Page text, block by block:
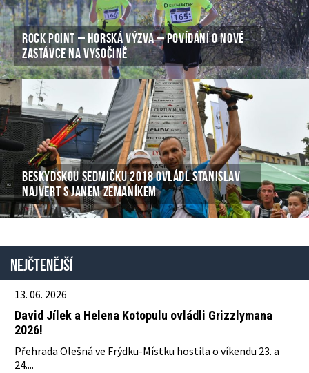
ROCK POINT – HORSKÁ VÝZVA – POVÍDÁNÍ O NOVÉ
ZASTÁVCE NA VYSOČINĚ
BESKYDSKOU SEDMIČKU 2018 OVLÁDL STANISLAV
NAJVERT S JANEM ZEMANÍKEM
Nejčtenější
13. 06. 2026
David Jílek a Helena Kotopulu ovládli Grizzlymana
2026!
Přehrada Olešná ve Frýdku-Místku hostila o víkendu 23. a
24....